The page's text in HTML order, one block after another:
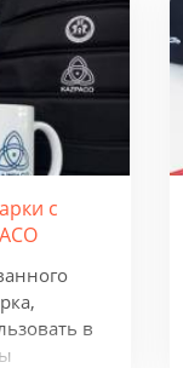
с
в